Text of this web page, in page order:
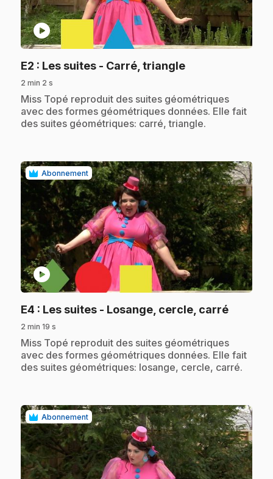
play_circle
E2 : Les suites - Carré, triangle.
2 min 2 s
.Miss Topé reproduit des suites géométriques
avec des formes géométriques données. Elle fait
des suites géométriques: carré, triangle.
Abonnement
play_circle
E4 : Les suites - Losange, cercle, carré.
2 min 19 s
.Miss Topé reproduit des suites géométriques
avec des formes géométriques données. Elle fait
des suites géométriques: losange, cercle, carré.
Abonnement